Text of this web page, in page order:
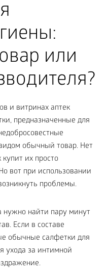
или
и витринах аптек
предназначенные для
обычный товар. Нет
их просто
вот при использовании
проблемы.
нужно найти пару минут
Если в составе
обычные салфетки для
ухода за интимной